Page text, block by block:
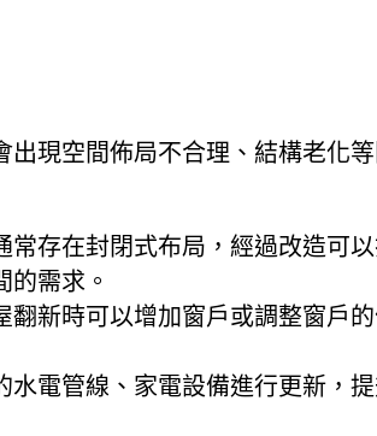
出現空間佈局不合理、結構老化
常存在封閉式布局，經過改造可
的需求。
翻新時可以增加窗戶或調整窗戶
水電管線、家電設備進行更新，